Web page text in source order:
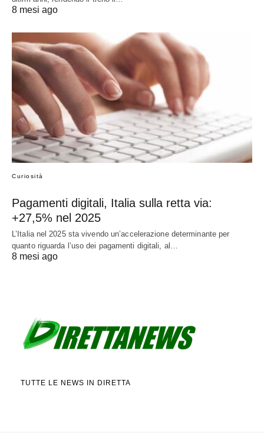
8 mesi ago
Curiosità
Pagamenti digitali, Italia sulla retta via:
+27,5% nel 2025
L’Italia nel 2025 sta vivendo un’accelerazione determinante per
quanto riguarda l’uso dei pagamenti digitali, al…
8 mesi ago
TUTTE LE NEWS IN DIRETTA